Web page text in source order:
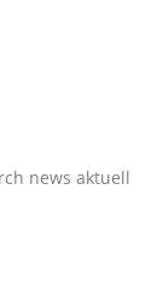
news aktuell